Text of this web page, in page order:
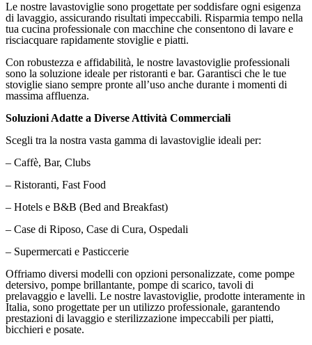
Le nostre lavastoviglie sono progettate per soddisfare ogni esigenza
di lavaggio, assicurando risultati impeccabili. Risparmia tempo nella
tua cucina professionale con macchine che consentono di lavare e
risciacquare rapidamente stoviglie e piatti.
Con robustezza e affidabilità, le nostre lavastoviglie professionali
sono la soluzione ideale per ristoranti e bar. Garantisci che le tue
stoviglie siano sempre pronte all’uso anche durante i momenti di
massima affluenza.
Soluzioni Adatte a Diverse Attività Commerciali
Scegli tra la nostra vasta gamma di lavastoviglie ideali per:
– Caffè, Bar, Clubs
– Ristoranti, Fast Food
– Hotels e B&B (Bed and Breakfast)
– Case di Riposo, Case di Cura, Ospedali
– Supermercati e Pasticcerie
Offriamo diversi modelli con opzioni personalizzate, come pompe
detersivo, pompe brillantante, pompe di scarico, tavoli di
prelavaggio e lavelli. Le nostre lavastoviglie, prodotte interamente in
Italia, sono progettate per un utilizzo professionale, garantendo
prestazioni di lavaggio e sterilizzazione impeccabili per piatti,
bicchieri e posate.